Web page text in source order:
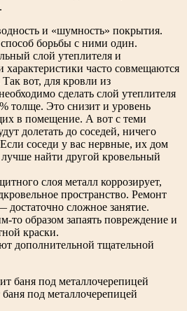
и «шумность» покрытия.
борьбы с ними один.
слой утеплителя и
характеристики часто совмещаются
вот, для кровли из
сделать слой утеплителя
толще. Это снизит и уровень
в помещение. А вот с теми
долетать до соседей, ничего
Если соседи у вас нервные, их дом
найти другой кровельный
слоя металл коррозирует,
пространство. Ремонт
сложное занятие.
то образом запаять повреждение и
краски.
дополнительной тщательной
под металлочерепицей